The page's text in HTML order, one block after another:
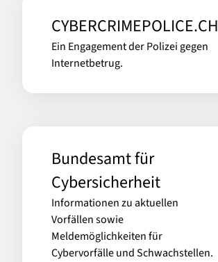
CYBERCRIMEPOLICE.CH
Ein Engagement der Polizei gegen
Internetbetrug.
Bundesamt für
Cybersicherheit
Informationen zu aktuellen
Vorfällen sowie
Meldemöglichkeiten für
Cybervorfälle und Schwachstellen.